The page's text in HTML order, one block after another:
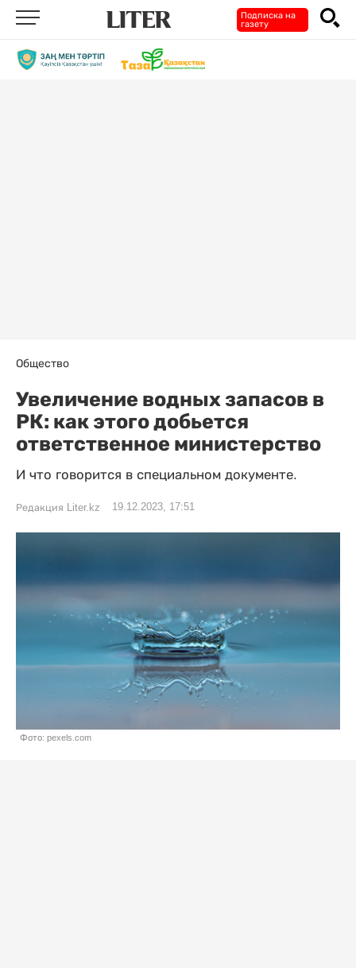
Подписка на
газету
Общество
Увеличение водных запасов в
РК: как этого добьется
ответственное министерство
И что говорится в специальном документе.
Редакция Liter.kz 19.12.2023, 17:51
Фото: pexels.com